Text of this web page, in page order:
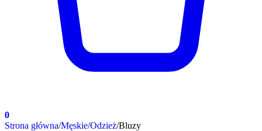
0
Strona główna/Męskie/Odzież/Bluzy